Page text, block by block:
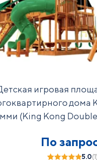
игровая
дома
(King Kong
По
5.0(1)